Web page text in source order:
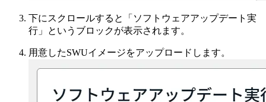
下にスクロールすると「ソフトウェアアップデート実
行」というブロックが表示されます。
用意したSWUイメージをアップロードします。